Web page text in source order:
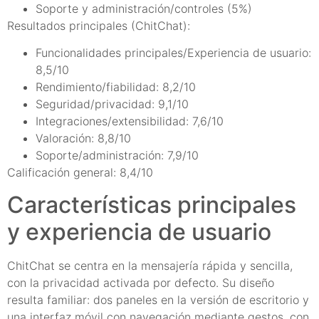
Soporte y administración/controles (5%)
Resultados principales (ChitChat):
Funcionalidades principales/Experiencia de usuario:
8,5/10
Rendimiento/fiabilidad: 8,2/10
Seguridad/privacidad: 9,1/10
Integraciones/extensibilidad: 7,6/10
Valoración: 8,8/10
Soporte/administración: 7,9/10
Calificación general: 8,4/10
Características principales
y experiencia de usuario
ChitChat se centra en la mensajería rápida y sencilla,
con la privacidad activada por defecto. Su diseño
resulta familiar: dos paneles en la versión de escritorio y